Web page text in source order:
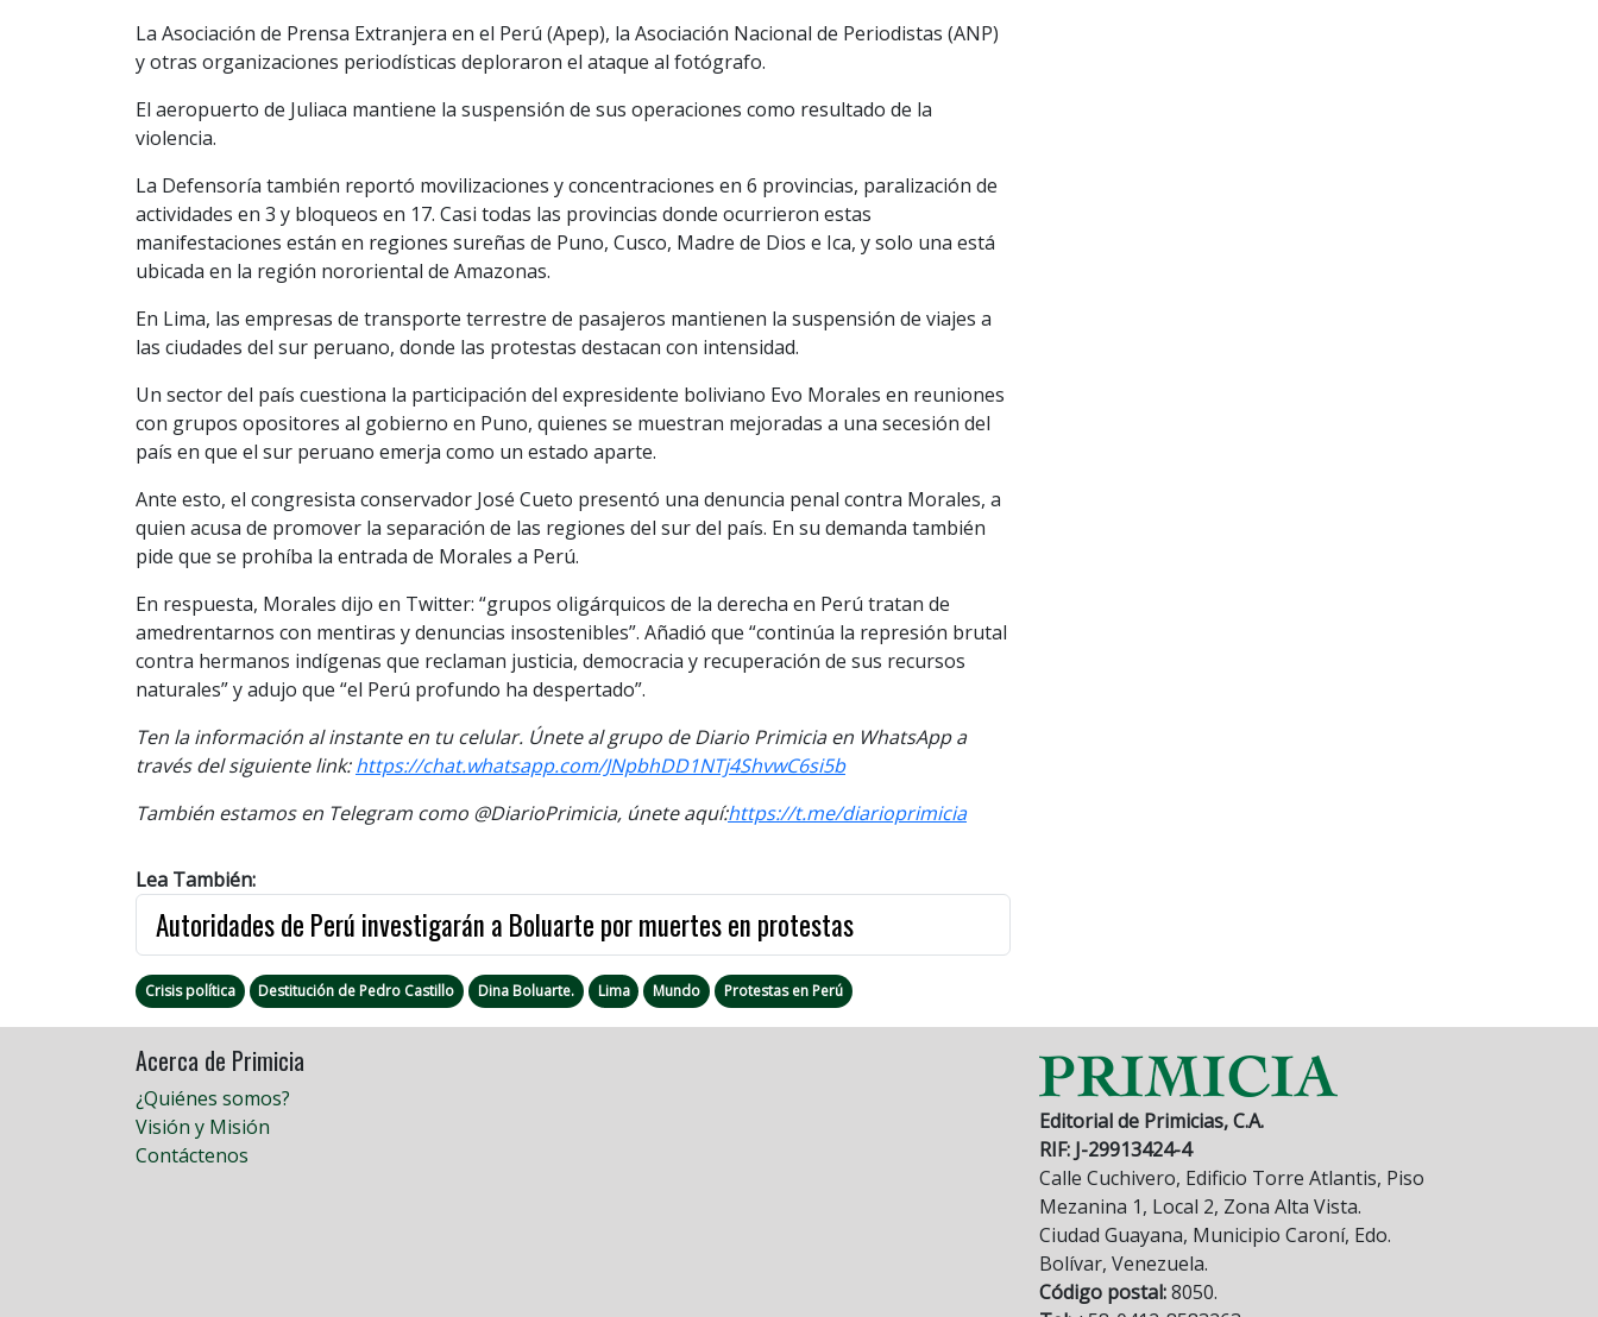
La Asociación de Prensa Extranjera en el Perú (Apep), la Asociación Nacional de Periodistas (ANP)
y otras organizaciones periodísticas deploraron el ataque al fotógrafo.
El aeropuerto de Juliaca mantiene la suspensión de sus operaciones como resultado de la
violencia.
La Defensoría también reportó movilizaciones y concentraciones en 6 provincias, paralización de
actividades en 3 y bloqueos en 17. Casi todas las provincias donde ocurrieron estas
manifestaciones están en regiones sureñas de Puno, Cusco, Madre de Dios e Ica, y solo una está
ubicada en la región nororiental de Amazonas.
En Lima, las empresas de transporte terrestre de pasajeros mantienen la suspensión de viajes a
las ciudades del sur peruano, donde las protestas destacan con intensidad.
Un sector del país cuestiona la participación del expresidente boliviano Evo Morales en reuniones
con grupos opositores al gobierno en Puno, quienes se muestran mejoradas a una secesión del
país en que el sur peruano emerja como un estado aparte.
Ante esto, el congresista conservador José Cueto presentó una denuncia penal contra Morales, a
quien acusa de promover la separación de las regiones del sur del país. En su demanda también
pide que se prohíba la entrada de Morales a Perú.
En respuesta, Morales dijo en Twitter: “grupos oligárquicos de la derecha en Perú tratan de
amedrentarnos con mentiras y denuncias insostenibles”. Añadió que “continúa la represión brutal
contra hermanos indígenas que reclaman justicia, democracia y recuperación de sus recursos
naturales” y adujo que “el Perú profundo ha despertado”.
Ten la información al instante en tu celular. Únete al grupo de Diario Primicia en WhatsApp a
través del siguiente link:https://chat.whatsapp.com/JNpbhDD1NTj4ShvwC6si5b
También estamos en Telegram como @DiarioPrimicia, únete aquí:https://t.me/diarioprimicia
Lea También:
Autoridades de Perú investigarán a Boluarte por muertes en protestas
Crisis política Destitución de Pedro Castillo Dina Boluarte. Lima Mundo Protestas en Perú
Acerca de Primicia
¿Quiénes somos?
Visión y Misión
Contáctenos
Editorial de Primicias, C.A.
RIF: J-29913424-4
Calle Cuchivero, Edificio Torre Atlantis, Piso
Mezanina 1, Local 2, Zona Alta Vista.
Ciudad Guayana, Municipio Caroní, Edo.
Bolívar, Venezuela.
Código postal:8050.